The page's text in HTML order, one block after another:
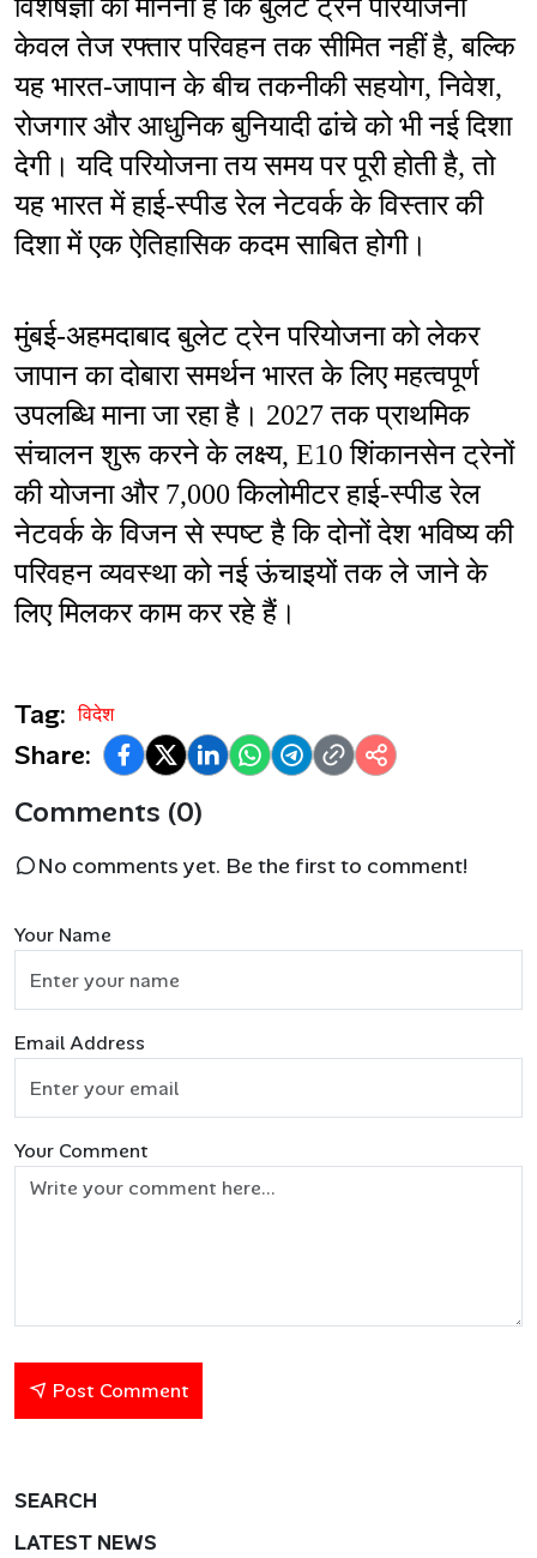
विशेषज्ञों का मानना है कि बुलेट ट्रेन परियोजना
केवल तेज रफ्तार परिवहन तक सीमित नहीं है, बल्कि
यह भारत-जापान के बीच तकनीकी सहयोग, निवेश,
रोजगार और आधुनिक बुनियादी ढांचे को भी नई दिशा
देगी। यदि परियोजना तय समय पर पूरी होती है, तो
यह भारत में हाई-स्पीड रेल नेटवर्क के विस्तार की
दिशा में एक ऐतिहासिक कदम साबित होगी।
मुंबई-अहमदाबाद बुलेट ट्रेन परियोजना को लेकर
जापान का दोबारा समर्थन भारत के लिए महत्वपूर्ण
उपलब्धि माना जा रहा है। 2027 तक प्राथमिक
संचालन शुरू करने के लक्ष्य, E10 शिंकानसेन ट्रेनों
की योजना और 7,000 किलोमीटर हाई-स्पीड रेल
नेटवर्क के विजन से स्पष्ट है कि दोनों देश भविष्य की
परिवहन व्यवस्था को नई ऊंचाइयों तक ले जाने के
लिए मिलकर काम कर रहे हैं।
Tag: विदेश
Share:
Comments (0)
No comments yet. Be the first to comment!
Your Name
Email Address
Your Comment
Post Comment
SEARCH
LATEST NEWS